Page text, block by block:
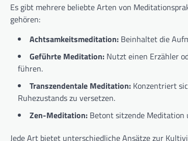
Es gibt mehrere beliebte Arten von
gehören:
Achtsamkeitsmeditation: Beinhaltet die
Geführte Meditation: Nutzt einen Erzähler
führen.
Transzendentale Meditation: Konzentriert
Ruhezustands zu versetzen.
Zen-Meditation: Betont sitzende Meditation
Jede Art bietet unterschiedliche Ansätze zur